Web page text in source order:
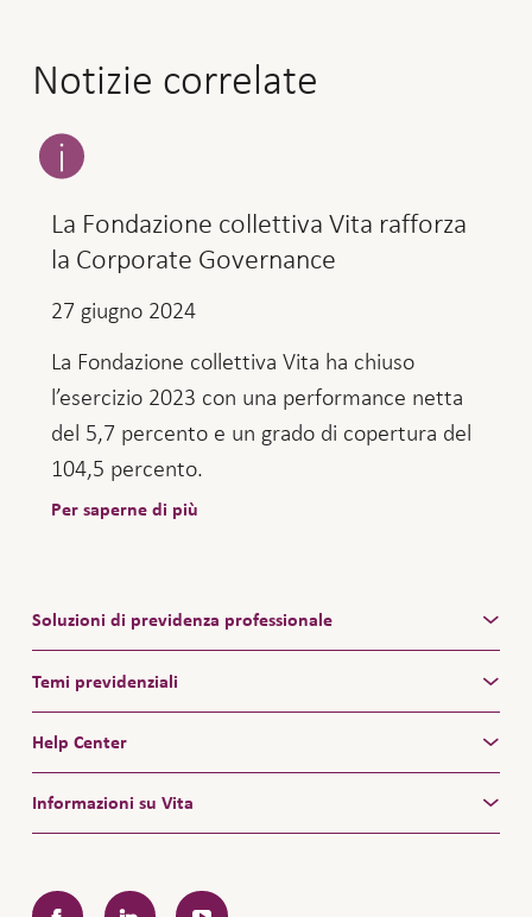
Notizie correlate
La Fondazione collettiva Vita rafforza
la Corporate Governance
27 giugno 2024
La Fondazione collettiva Vita ha chiuso
l’esercizio 2023 con una performance netta
del 5,7 percento e un grado di copertura del
104,5 percento.
Per saperne di più
Soluzioni di previdenza professionale
Temi previdenziali
Help Center
Informazioni su Vita
FacebookLinkedInYouTube